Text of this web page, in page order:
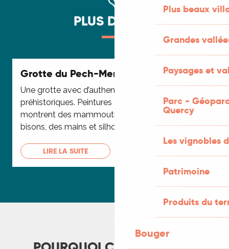
Plus beaux
Grandes
Paysages et
Parc -
Quercy
Les vignobles
Patrimoine
Produits du
Bouger
PLUS D'INFOS
Grotte du Pech-Merle
Une grotte avec d’authentiques dessins
préhistoriques. Peintures ou gravures, les figures
montrent des mammouths, des chevaux, des
bisons, des mains et silhouettes humaines....
LIRE LA SUITE